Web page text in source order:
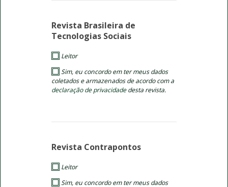
Revista Brasileira de
Tecnologias Sociais
Leitor
coletados e armazenados de acordo com a
declaração de privacidadedesta revista.
Revista Contrapontos
Leitor